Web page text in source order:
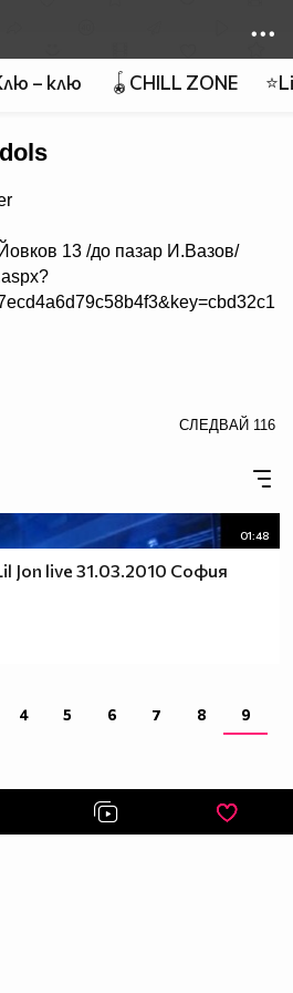
– клю 🪀CHILL ZONE
13 /до пазар И.Вазов/
?ref=logo#!/plamen.andreev
е изразно средство…
зависи от неговата
настроение! Човекът,
Емоционалният заряд, който
и което е по – важното
и ревностно, той преследва
СЛЕДВАЙ 116
01:48
Jon live 31.03.2010 София
4 5 6 7 8 9